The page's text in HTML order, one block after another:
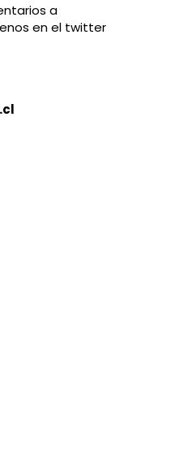
a
en el twitter